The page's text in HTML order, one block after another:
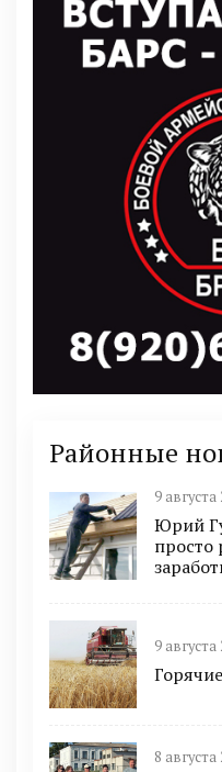
Районные
9
Юрий
просто
9
8